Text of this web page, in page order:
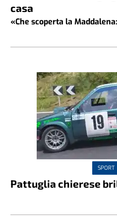
casa
«Che scoperta la
SPORT
Pattuglia chierese